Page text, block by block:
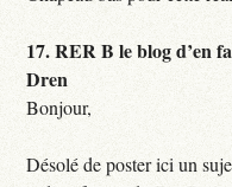
17.RER B le blog d’en
Dren
Bonjour,
Désolé de poster ici un